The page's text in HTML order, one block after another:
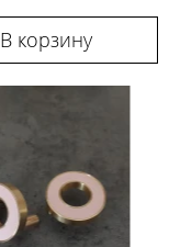
В корзину